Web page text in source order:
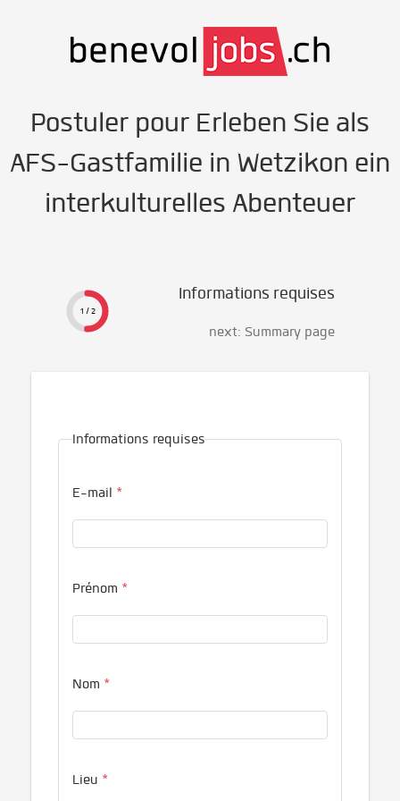
Postuler pour Erleben Sie als
AFS-Gastfamilie in Wetzikon ein
interkulturelles Abenteuer
1 / 2
Informations requises
next: Summary page
Informations requises
E-mail *
Prénom *
Nom *
Lieu *